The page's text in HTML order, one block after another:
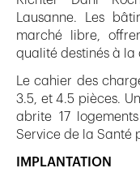
Lausanne. Les
marché libre,
qualité destinés à la
Le cahier des
3.5, et 4.5 pièces.
abrite 17
Service de la Santé
IMPLANTATION